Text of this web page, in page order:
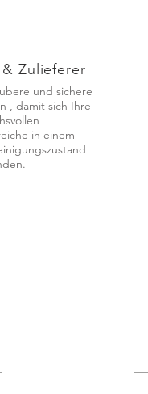
Zulieferer
und sichere
, damit sich Ihre
in einem